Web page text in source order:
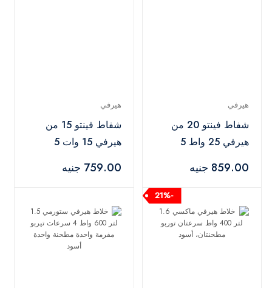
هيرفي
شفاط فينتو 20 من
هيرفي 25 واط 5
أبيض
859.00 جنيه
هيرفي
شفاط فينتو 15 من
هيرفي 15 وات 5
أبيض
759.00 جنيه
-21%